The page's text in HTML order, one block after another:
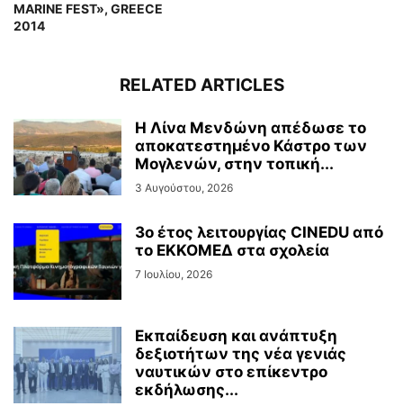
MARINE FEST», GREECE
2014
RELATED ARTICLES
Η Λίνα Μενδώνη απέδωσε το
αποκατεστημένο Κάστρο των
Μογλενών, στην τοπική...
3 Αυγούστου, 2026
3ο έτος λειτουργίας CINEDU από
το ΕΚΚΟΜΕΔ στα σχολεία
7 Ιουλίου, 2026
Εκπαίδευση και ανάπτυξη
δεξιοτήτων της νέα γενιάς
ναυτικών στο επίκεντρο
εκδήλωσης...